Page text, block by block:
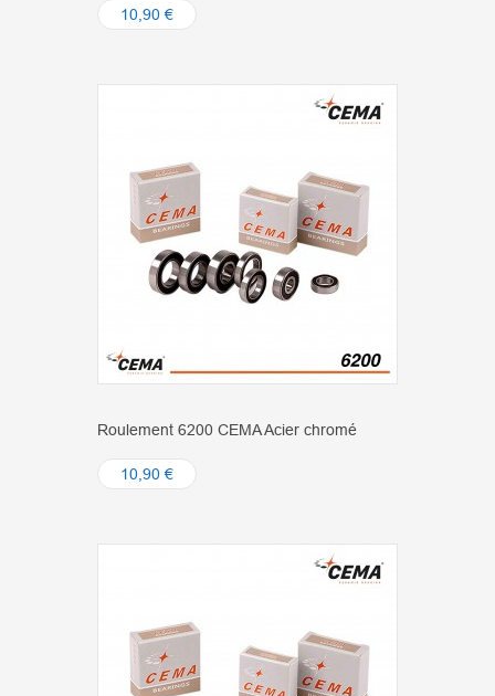
10,90 €
Roulement 6200 CEMA Acier chromé
10,90 €